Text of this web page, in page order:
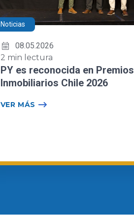
Noticias
08.05.2026
2 min lectura
PY es reconocida en Premios
Inmobiliarios Chile 2026
VER MÁS